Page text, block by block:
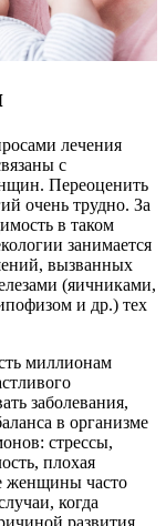
лечения
с
Переоценить
очень трудно. За
в таком
занимается
вызванных
(яичниками,
и др.) тех
миллионам
заболевания,
в организме
стрессы,
плохая
женщины часто
когда
развития